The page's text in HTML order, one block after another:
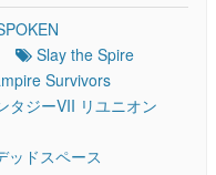
Slay the Spire
Survivors
タジーVII リユニオン
ッドスペース